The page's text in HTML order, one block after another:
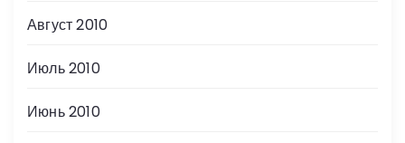
Август 2010
Июль 2010
Июнь 2010